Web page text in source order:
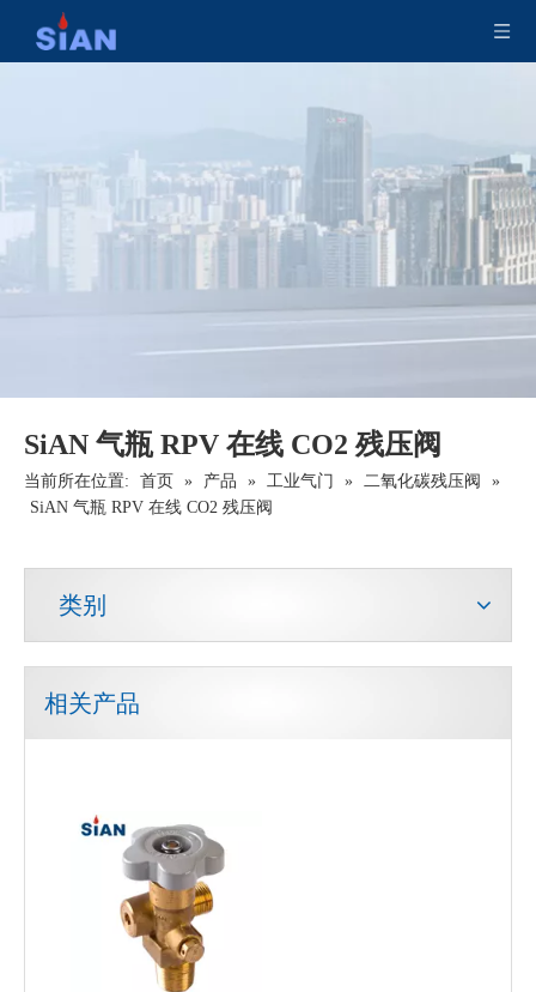
SiAN 气瓶 RPV 在线 CO2 残压阀
当前所在位置: 首页 » 产品 » 工业气门 » 二氧化碳残压阀
»
SiAN 气瓶 RPV 在线 CO2 残压阀
类别
相关产品